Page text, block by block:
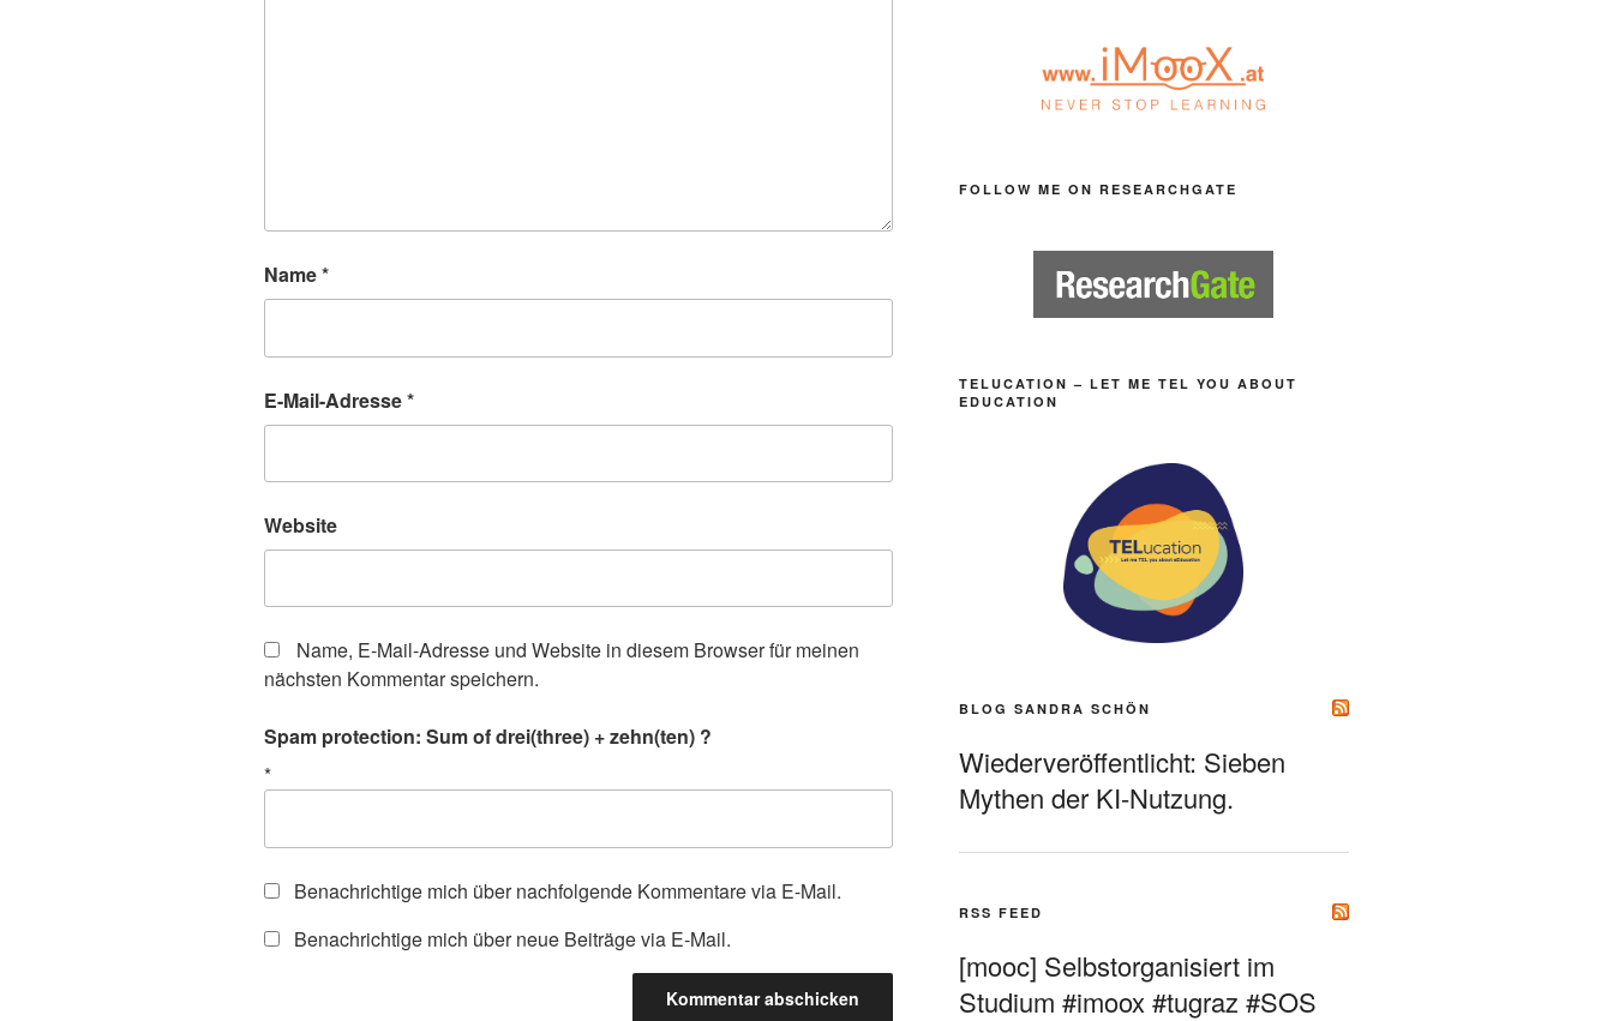
Name*
E-Mail-Adresse*
Website
Name, E-Mail-Adresse und Website in diesem Browser für meinen
nächsten Kommentar speichern.
Spam protection: Sum of drei(three) + zehn(ten) ?
*
Benachrichtige mich über nachfolgende Kommentare via E-Mail.
Benachrichtige mich über neue Beiträge via E-Mail.
FOLLOW ME ON RESEARCHGATE
TELUCATION – LET ME TEL YOU ABOUT
EDUCATION
BLOG SANDRA SCHÖN
Wiederveröffentlicht: Sieben
Mythen der KI-Nutzung.
RSS FEED
[mooc] Selbstorganisiert im
Studium #imoox #tugraz #SOS